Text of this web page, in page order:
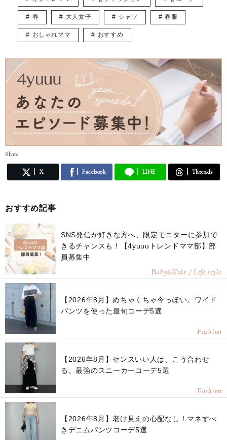
ベビーマッサージ、ベビーヨガの資格持っています。
育児をしながら、多くのママが楽しめるような記事をお届けできたらと
思っています。
春 大人女子 シャツ 春服
おしゃれママ おすすめ
Share
X Facebook LINE Threads
おすすめ記事
SNS発信が好きな方へ、限定モニターに参加で
きるチャンスも！【4yuuuトレンドママ部】部
員募集中
Baby&Kids / Life style
【2026年8月】めちゃくちゃ今っぽい。ワイド
パンツを使った最旬コーデ5選
Fashion
【2026年8月】センスいい人は、こう合わせ
る。最強のスニーカーコーデ5選
Fashion
【2026年8月】老け見えの心配なし！マネすべ
きデニムパンツコーデ5選